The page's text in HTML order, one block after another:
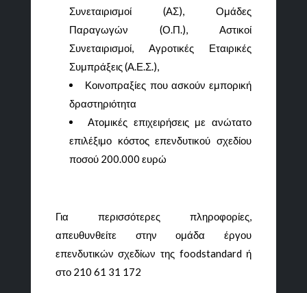
Συνεταιρισμοί (ΑΣ), Ομάδες
Παραγωγών (Ο.Π.), Αστικοί
Συνεταιρισμοί, Αγροτικές Εταιρικές
Συμπράξεις (Α.Ε.Σ.),
Κοινοπραξίες που ασκούν εμπορική
δραστηριότητα
Ατομικές επιχειρήσεις με ανώτατο
επιλέξιμο κόστος επενδυτικού σχεδίου
ποσού 200.000 ευρώ
Για περισσότερες πληροφορίες,
απευθυνθείτε στην ομάδα έργου
επενδυτικών σχεδίων της foodstandardή
στο 210 61 31 172